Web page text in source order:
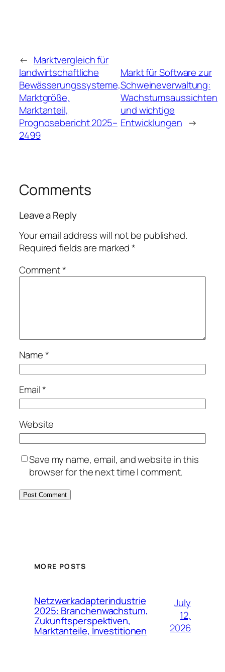
← Marktvergleich für
landwirtschaftliche
Bewässerungssysteme,
Marktgröße,
Marktanteil,
Prognosebericht 2025–
2499
Markt für Software zur
Schweineverwaltung:
Wachstumsaussichten
und wichtige
Entwicklungen →
Comments
Leave a Reply
Your email address will not be published.
Required fields are marked*
Comment*
Name*
Email*
Website
Save my name, email, and website in this
browser for the next time I comment.
MORE POSTS
Netzwerkadapterindustrie
2025: Branchenwachstum,
Zukunftsperspektiven,
Marktanteile, Investitionen
July
12,
2026